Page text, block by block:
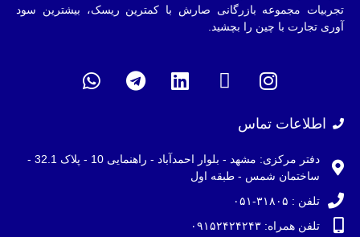
تجربیات مجموعه بازرگانی صارش با کمترین ریسک، بیشترین سود
آوری تجارت با چین را بچشید.
اطلاعات تماس
دفتر مرکزی: مشهد - بلوار احمدآباد - راهنمایی 10 - پلاک 32.1 -
ساختمان شمس - طبقه اول
تلفن : ۳۱۸۰۵-۰۵۱
تلفن همراه: ۰۹۱۵۲۴۲۴۲۴۳